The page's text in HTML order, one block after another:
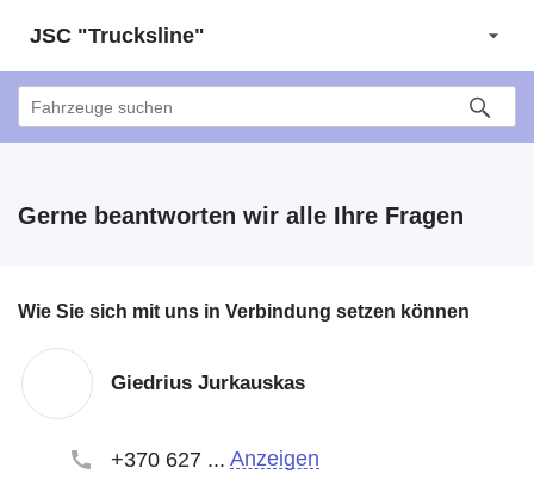
JSC "Trucksline"
Gerne beantworten wir alle Ihre Fragen
Wie Sie sich mit uns in Verbindung setzen können
Giedrius Jurkauskas
+370 627 ... Anzeigen